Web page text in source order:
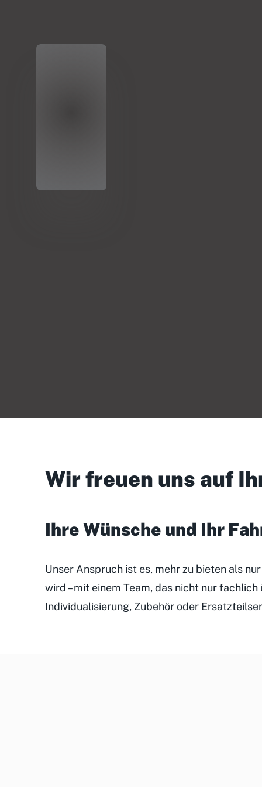
Wir freuen uns auf
Ihre Wünsche und Ihr
Unser Anspruch ist es, mehr zu bieten als
wird – mit einem Team, das nicht nur
Individualisierung, Zubehör oder